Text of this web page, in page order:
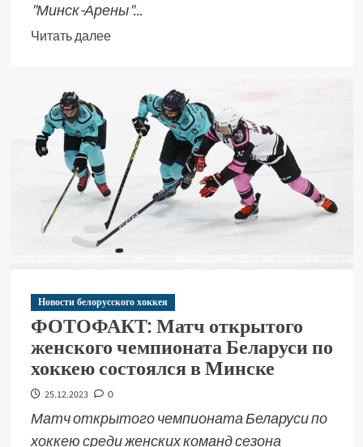
"Минск-Арены"...
Читать далее
Новости белорусского хоккея
ФОТОФАКТ: Матч открытого
женского чемпионата Беларуси по
хоккею состоялся в Минске
25.12.2023 0
Матч открытого чемпионата Беларуси по
хоккею среди женских команд сезона